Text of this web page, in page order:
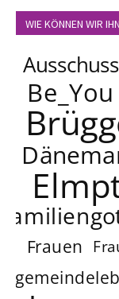
WIE KÖNNEN WIR
Ausschuss
Be_You
Frauen